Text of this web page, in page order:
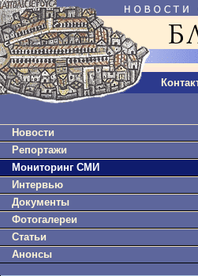
Новости
Репортажи
Мониторинг СМИ
Интервью
Документы
Фотогалереи
Статьи
Анонсы